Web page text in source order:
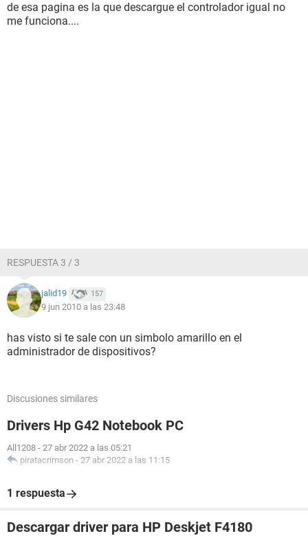
de esa pagina es la que descargue el controlador igual no
me funciona....
RESPUESTA 3 / 3
jalid19 157
9 jun 2010 a las 23:48
has visto si te sale con un simbolo amarillo en el
administrador de dispositivos?
Discusiones similares
Drivers Hp G42 Notebook PC
All1208 - 27 abr 2022 a las 05:21
piratacrimson - 27 abr 2022 a las 11:15
1 respuesta
Descargar driver para HP Deskjet F4180